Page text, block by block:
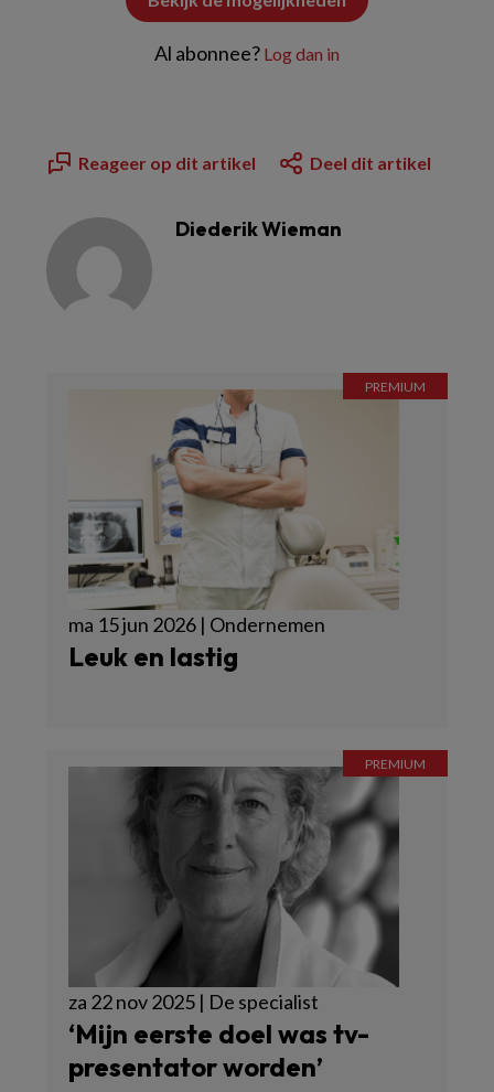
Al abonnee? Log dan in
Reageer op dit artikel Deel dit artikel
Diederik Wieman
ma 15 jun 2026 | Ondernemen
Leuk en lastig
za 22 nov 2025 | De specialist
‘Mijn eerste doel was tv-
presentator worden’